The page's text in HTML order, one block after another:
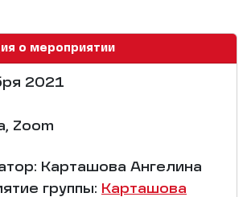
о мероприятии
2021
Zoom
Карташова Ангелина
группы: Карташова